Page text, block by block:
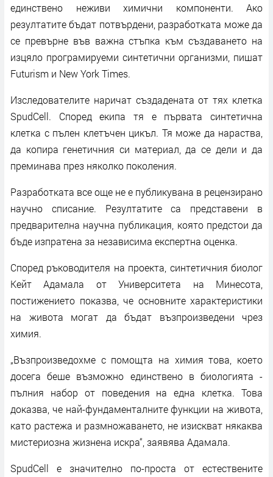
единствено неживи химични компоненти. Ако
резултатите бъдат потвърдени, разработката може да
се превърне във важна стъпка към създаването на
изцяло програмируеми синтетични организми, пишат
Futurism и New York Times.
Изследователите наричат създадената от тях клетка
SpudCell. Според екипа тя е първата синтетична
клетка с пълен клетъчен цикъл. Тя може да нараства,
да копира генетичния си материал, да се дели и да
преминава през няколко поколения.
Разработката все още не е публикувана в рецензирано
научно списание. Резултатите са представени в
предварителна научна публикация, която предстои да
бъде изпратена за независима експертна оценка.
Според ръководителя на проекта, синтетичния биолог
Кейт Адамала от Университета на Минесота,
постижението показва, че основните характеристики
на живота могат да бъдат възпроизведени чрез
химия.
„Възпроизведохме с помощта на химия това, което
досега беше възможно единствено в биологията -
пълния набор от поведения на една клетка. Това
доказва, че най-фундаменталните функции на живота,
като растежа и размножаването, не изискват някаква
мистериозна жизнена искра“, заявява Адамала.
SpudCell е значително по-проста от естествените